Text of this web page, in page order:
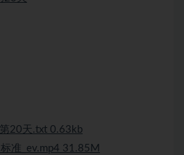
20天.txt 0.63kb
准_ev.mp4 31.85M